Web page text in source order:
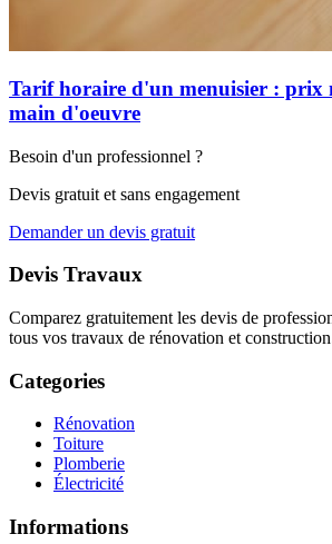
Tarif horaire d'un menuisier : prix
main d'oeuvre
Besoin d'un professionnel ?
Devis gratuit et sans engagement
Demander un devis gratuit
Devis Travaux
Comparez gratuitement les devis de
tous vos travaux de rénovation et
Categories
Rénovation
Toiture
Plomberie
Électricité
Informations